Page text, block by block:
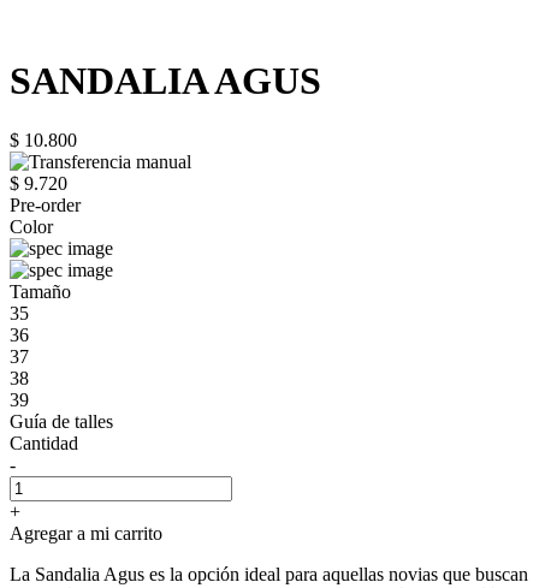
SANDALIA AGUS
$ 10.800
$ 9.720
Pre-order
Color
Tamaño
35
36
37
38
39
Guía de talles
Cantidad
-
+
Agregar a mi carrito
La Sandalia Agus es la opción ideal para aquellas novias que buscan